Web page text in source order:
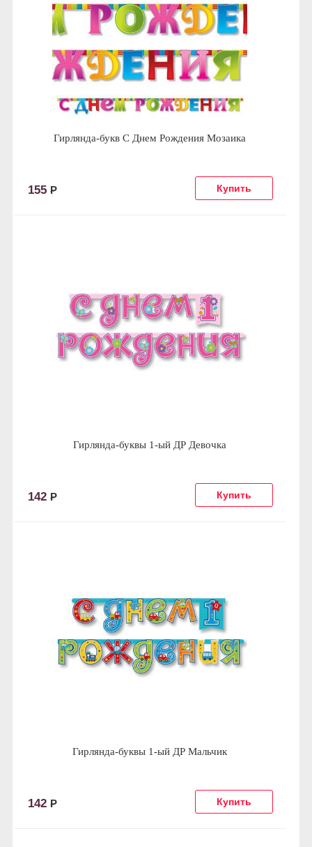
Гирлянда-букв С Днем Рождения Мозаика
155 Р
Гирлянда-буквы 1-ый ДР Девочка
142 Р
Гирлянда-буквы 1-ый ДР Мальчик
142 Р